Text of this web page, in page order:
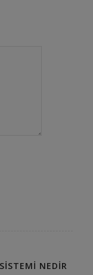
NEDIR